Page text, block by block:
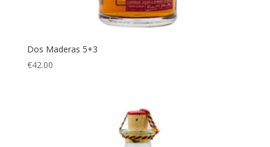
Dos Maderas 5+3
€42.00